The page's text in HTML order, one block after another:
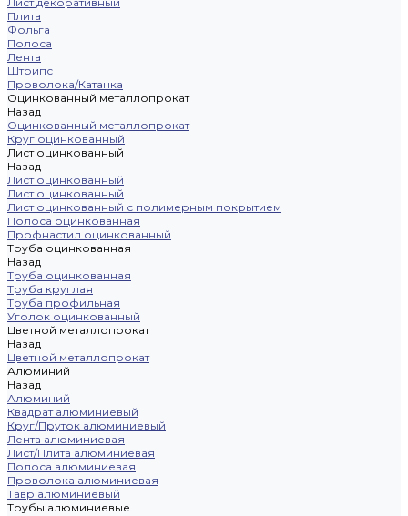
Плита
Фольга
Полоса
Лента
Штрипс
Проволока/Катанка
Оцинкованный металлопрокат
Назад
Оцинкованный металлопрокат
Круг оцинкованный
Лист оцинкованный
Назад
Лист оцинкованный
Лист оцинкованный
Лист оцинкованный с полимерным покрытием
Полоса оцинкованная
Профнастил оцинкованный
Труба оцинкованная
Назад
Труба оцинкованная
Труба круглая
Труба профильная
Уголок оцинкованный
Цветной металлопрокат
Назад
Цветной металлопрокат
Алюминий
Назад
Алюминий
Квадрат алюминиевый
Круг/Пруток алюминиевый
Лента алюминиевая
Лист/Плита алюминиевая
Полоса алюминиевая
Проволока алюминиевая
Тавр алюминиевый
Трубы алюминиевые